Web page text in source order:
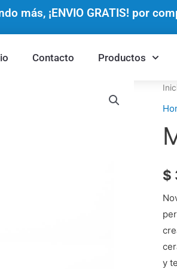
más, ¡ENVIO GRATIS! por
Contacto Productos
$
y